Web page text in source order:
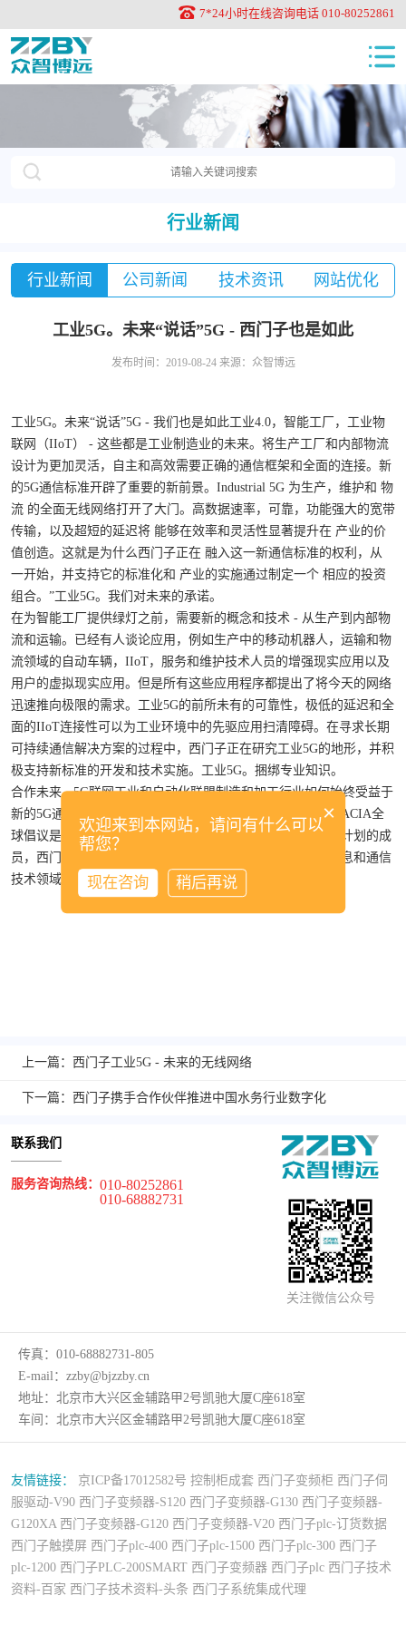
7*24小时在线咨询电话 010-80252861
行业新闻
行业新闻 公司新闻 技术资讯 网站优化
工业5G。未来“说话”5G - 西门子也是如此
发布时间：2019-08-24 来源：众智博远
工业5G。未来“说话”5G - 我们也是如此工业4.0，智能工厂，工业物
联网（IIoT） - 这些都是工业制造业的未来。将生产工厂和内部物流
设计为更加灵活，自主和高效需要正确的通信框架和全面的连接。新
的5G通信标准开辟了重要的新前景。Industrial 5G 为生产，维护和 物
流 的全面无线网络打开了大门。高数据速率，可靠，功能强大的宽带
传输，以及超短的延迟将 能够在效率和灵活性显著提升在 产业的价
值创造。这就是为什么西门子正在 融入这一新通信标准的权利，从
一开始，并支持它的标准化和 产业的实施通过制定一个 相应的投资
组合。”工业5G。我们对未来的承诺。
在为智能工厂提供绿灯之前，需要新的概念和技术 - 从生产到内部物
流和运输。已经有人谈论应用，例如生产中的移动机器人，运输和物
流领域的自动车辆，IIoT，服务和维护技术人员的增强现实应用以及
用户的虚拟现实应用。但是所有这些应用程序都提出了将今天的网络
迅速推向极限的需求。工业5G的前所未有的可靠性，极低的延迟和全
面的IIoT连接性可以为工业环境中的先驱应用扫清障碍。在寻求长期
可持续通信解决方案的过程中，西门子正在研究工业5G的地形，并积
极支持新标准的开发和技术实施。工业5G。捆绑专业知识。
合作未来 - 5G联网工业和自动化联盟制造和加工行业如何始终受益于
新的5G通信标准？5G需要什么才能满足行业的高要求？5G-ACIA全
球倡议是在2018年初建立的，并考虑到了这些挑战。作为该计划的成
员，西门子正在与自动化和制造行业的其他知名公司以及信息和通信
技术领域的领先组织合作，指导行业的未来。
上一篇：西门子工业5G - 未来的无线网络
下一篇：西门子携手合作伙伴推进中国水务行业数字化
联系我们
服务咨询热线： 010-80252861
010-68882731
关注微信公众号
传真： 010-68882731-805
E-mail： zzby@bjzzby.cn
地址： 北京市大兴区金辅路甲2号凯驰大厦C座618室
车间： 北京市大兴区金辅路甲2号凯驰大厦C座618室
友情链接： 京ICP备17012582号 控制柜成套 西门子变频柜 西门子伺
服驱动-V90 西门子变频器-S120 西门子变频器-G130 西门子变频器-
G120XA 西门子变频器-G120 西门子变频器-V20 西门子plc-订货数据
西门子触摸屏 西门子plc-400 西门子plc-1500 西门子plc-300 西门子
plc-1200 西门子PLC-200SMART 西门子变频器 西门子plc 西门子技术
资料-百家 西门子技术资料-头条 西门子系统集成代理
×
欢迎来到本网站，请问有什么可以
帮您？
现在咨询 稍后再说